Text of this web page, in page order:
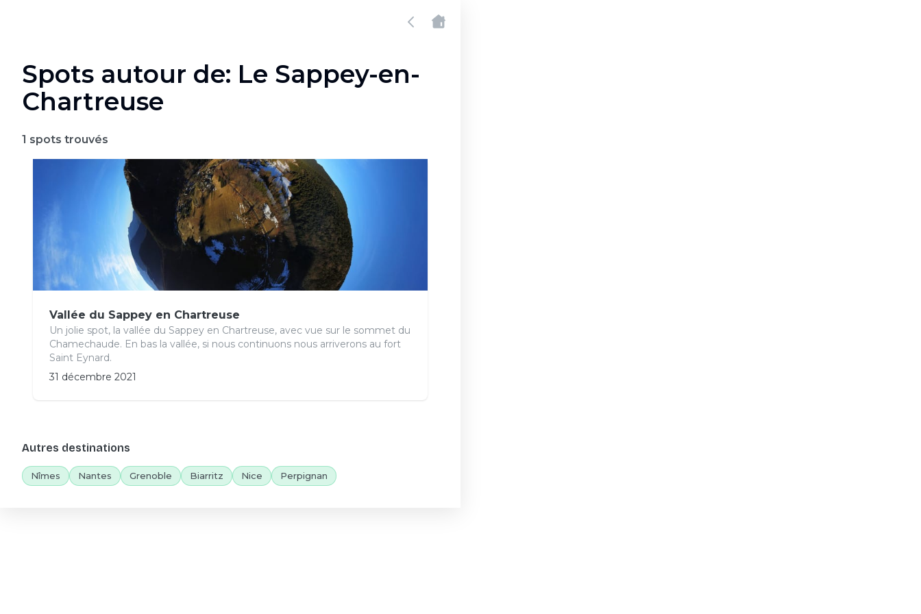
Spots autour de: Le Sappey-en-
Chartreuse
1 spots trouvés
Vallée du Sappey en Chartreuse
Un jolie spot, la vallée du Sappey en Chartreuse, avec vue sur le sommet du
Chamechaude. En bas la vallée, si nous continuons nous arriverons au fort
Saint Eynard.
31 décembre 2021
Autres destinations
Nîmes Nantes Grenoble Biarritz Nice Perpignan